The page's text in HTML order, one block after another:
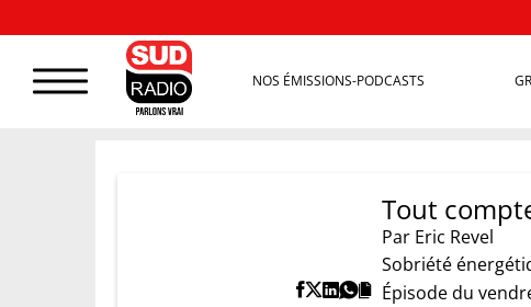
NOS ÉMISSIONS-PODCASTS
Tout
Par Eric Revel
Sobriété
Épisode du